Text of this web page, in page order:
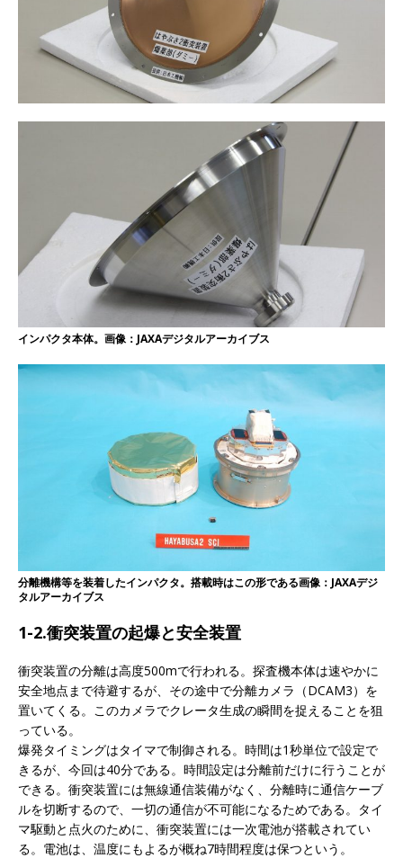
インパクタ本体。画像：JAXAデジタルアーカイブス
分離機構等を装着したインパクタ。搭載時はこの形である画像：JAXAデジ
タルアーカイブス
1-2.衝突装置の起爆と安全装置
衝突装置の分離は高度500mで行われる。探査機本体は速やかに
安全地点まで待避するが、その途中で分離カメラ（DCAM3）を
置いてくる。このカメラでクレータ生成の瞬間を捉えることを狙
っている。
爆発タイミングはタイマで制御される。時間は1秒単位で設定で
きるが、今回は40分である。時間設定は分離前だけに行うことが
できる。衝突装置には無線通信装備がなく、分離時に通信ケーブ
ルを切断するので、一切の通信が不可能になるためである。タイ
マ駆動と点火のために、衝突装置には一次電池が搭載されてい
る。電池は、温度にもよるが概ね7時間程度は保つという。